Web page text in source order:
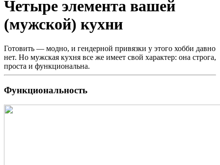
Четыре элемента вашей
(мужской) кухни
Готовить — модно, и гендерной привязки у этого хобби давно
нет. Но мужская кухня все же имеет свой характер: она строга,
проста и функциональна.
Функциональность